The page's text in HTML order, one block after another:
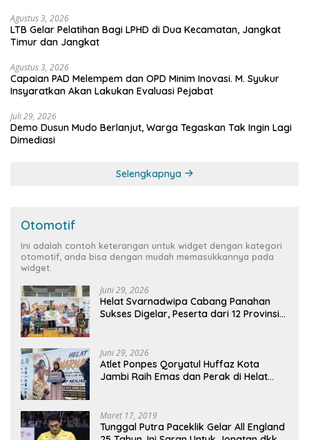
Agustus 3, 2026
LTB Gelar Pelatihan Bagi LPHD di Dua Kecamatan, Jangkat
Timur dan Jangkat
Agustus 3, 2026
Capaian PAD Melempem dan OPD Minim Inovasi. M. Syukur
Insyaratkan Akan Lakukan Evaluasi Pejabat
Juli 29, 2026
Demo Dusun Mudo Berlanjut, Warga Tegaskan Tak Ingin Lagi
Dimediasi
Selengkapnya
Otomotif
Ini adalah contoh keterangan untuk widget dengan kategori
otomotif, anda bisa dengan mudah memasukkannya pada
widget.
Juni 29, 2026
Helat Svarnadwipa Cabang Panahan
Sukses Digelar, Peserta dari 12 Provinsi
Juni 29, 2026
Atlet Ponpes Qoryatul Huffaz Kota
Jambi Raih Emas dan Perak di Helat
Maret 17, 2019
Tunggal Putra Paceklik Gelar All England